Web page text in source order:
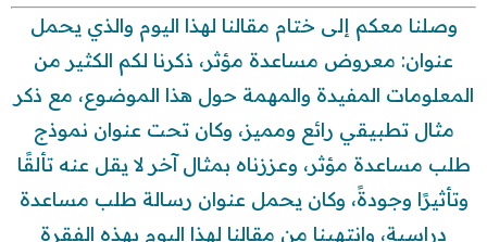
وصلنا معكم إلى ختام مقالنا لهذا اليوم والذي يحمل
عنوان: معروض مساعدة مؤثر، ذكرنا لكم الكثير من
المعلومات المفيدة والمهمة حول هذا الموضوع، مع ذكر
مثال تطبيقي رائع ومميز، وكان تحت عنوان نموذج
طلب مساعدة مؤثر، وعززناه بمثال آخر لا يقل عنه تألقًا
وتأثيرًا وجودةً، وكان يحمل عنوان رسالة طلب مساعدة
دراسية، وانتهينا من مقالنا لهذا اليوم بهذه الفقرة